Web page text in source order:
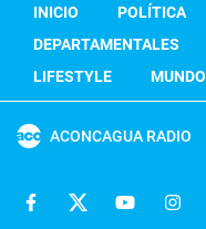
INICIO POLÍTICA
DEPARTAMENTALES
LIFESTYLE
MUNDO
ACONCAGUA RADIO